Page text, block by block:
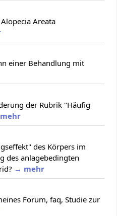
Areata
einer Behandlung mit
der Rubrik "Häufig
des Körpers im
des anlagebedingten
→ mehr
Forum, faq, Studie zur